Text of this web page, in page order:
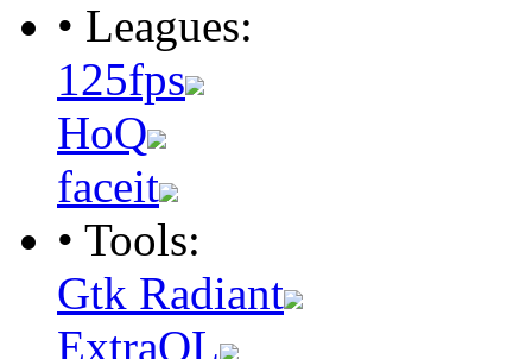
• Leagues:
125fps
HoQ
faceit
• Tools:
Gtk Radiant
ExtraQL